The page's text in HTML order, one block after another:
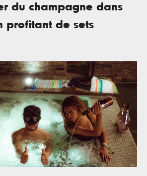
du champagne dans
profitant de sets